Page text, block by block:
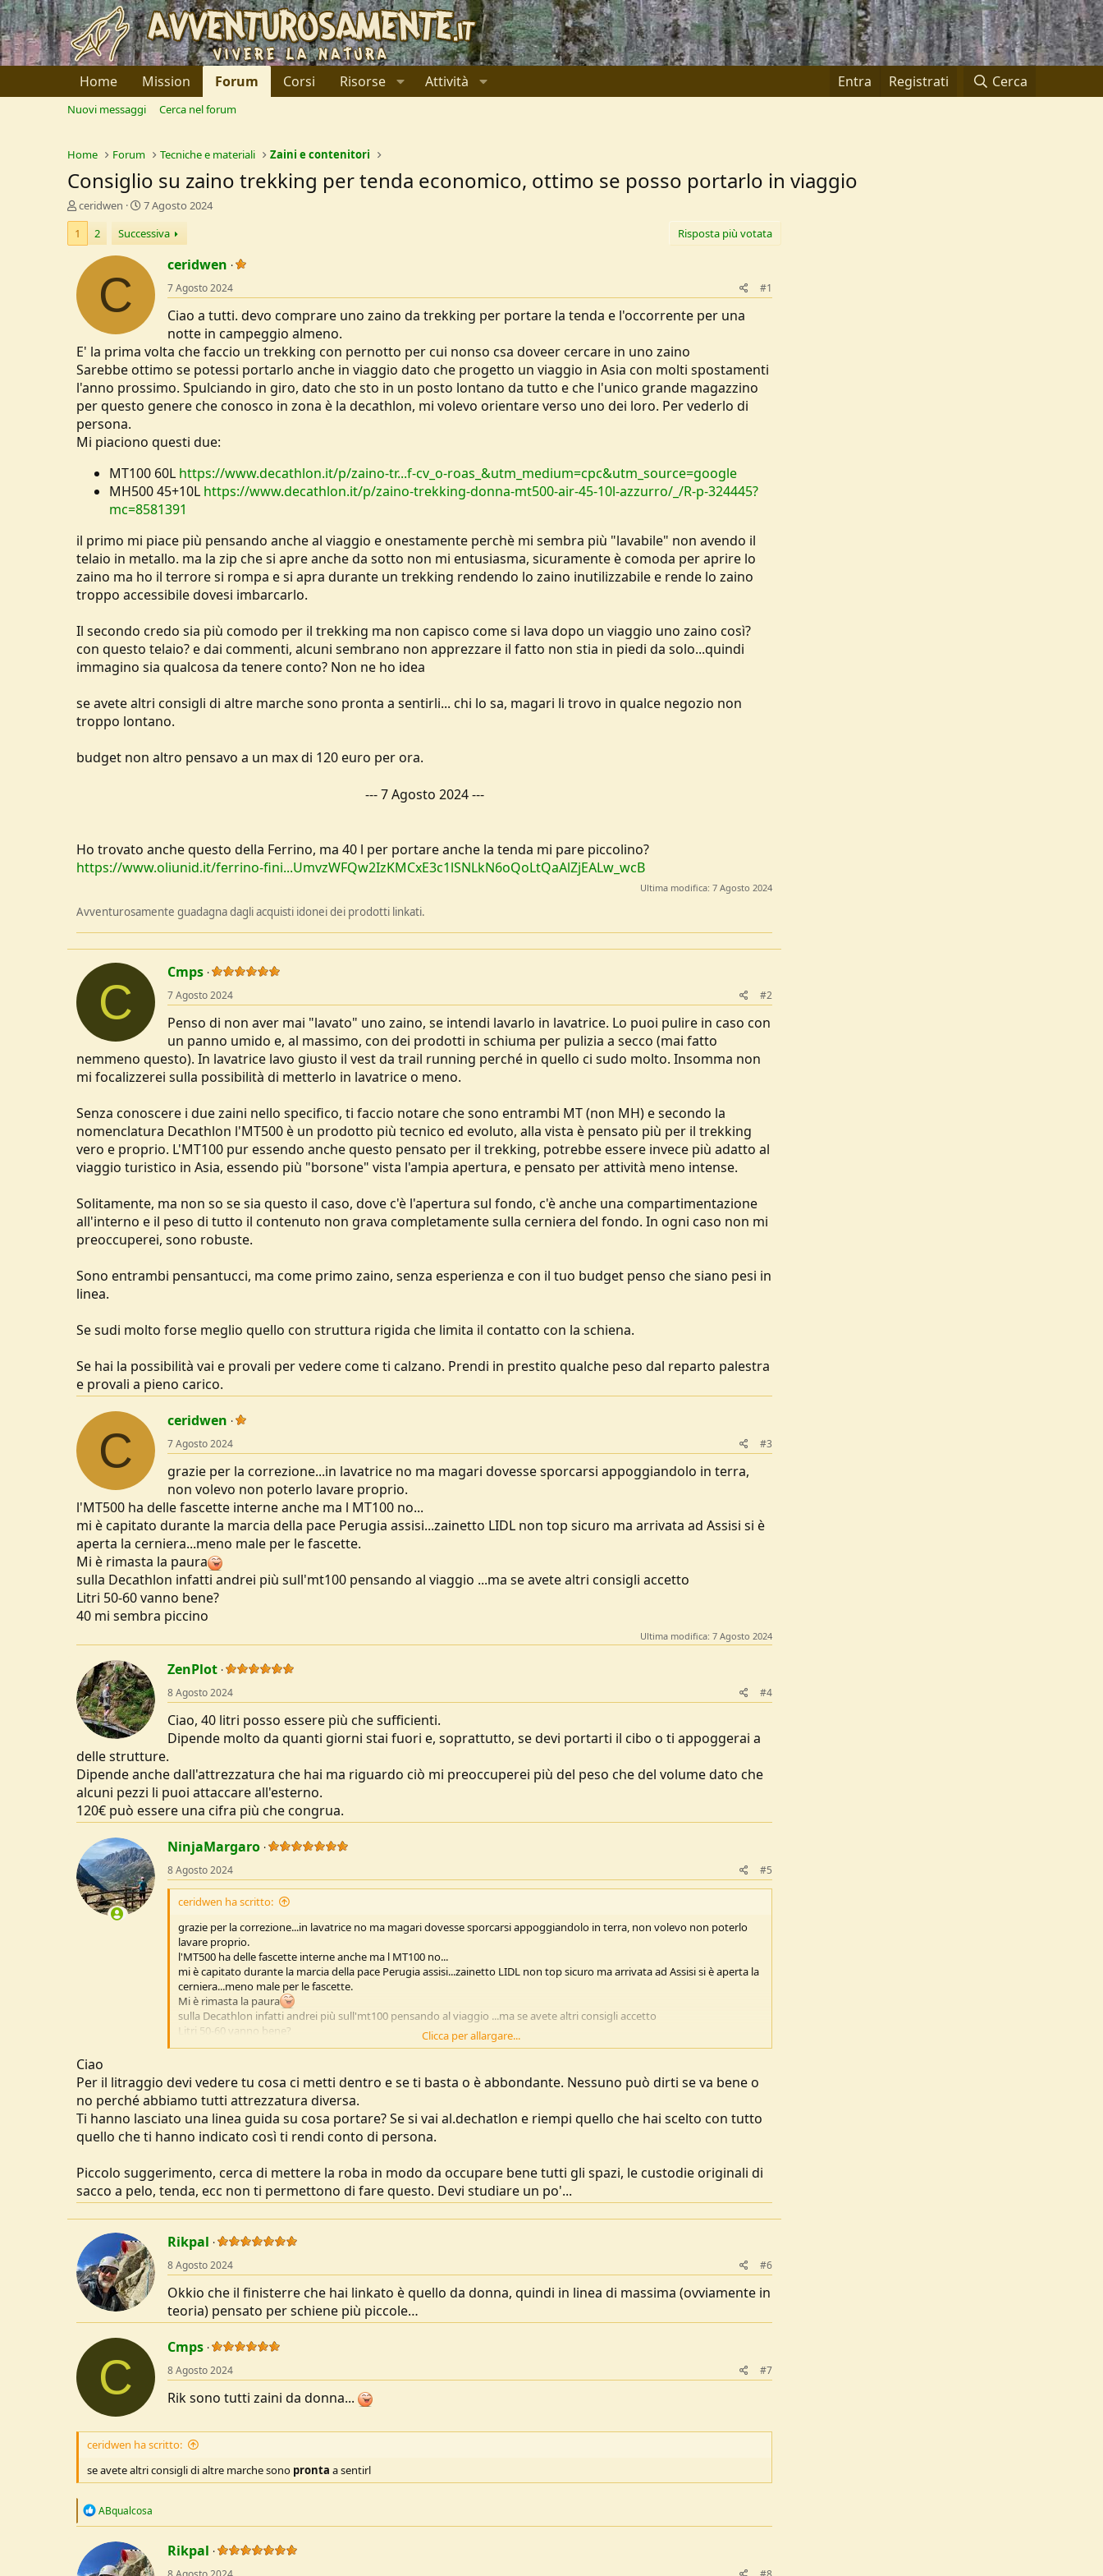
Home Mission Forum Corsi Risorse Attività Entra Registrati Cerca
Nuovi messaggi Cerca nel forum
Home Forum Tecniche e materiali Zaini e contenitori
Consiglio su zaino trekking per tenda economico, ottimo se posso portarlo in viaggio
C
r
e
a
o
e
D
s
c
u
s
s
i
o
ceridwen
D
t
a
d
i
i
o
7 Agosto 2024
1
2 Successiva Risposta più votata
C
ceridwen
7 Agosto 2024 #1
Ciao a tutti. devo comprare uno zaino da trekking per portare la tenda e l'occorrente per una
notte in campeggio almeno.
E' la prima volta che faccio un trekking con pernotto per cui nonso csa doveer cercare in uno zaino
Sarebbe ottimo se potessi portarlo anche in viaggio dato che progetto un viaggio in Asia con molti spostamenti
l'anno prossimo. Spulciando in giro, dato che sto in un posto lontano da tutto e che l'unico grande magazzino
per questo genere che conosco in zona è la decathlon, mi volevo orientare verso uno dei loro. Per vederlo di
persona.
Mi piaciono questi due:
MT100 60L https://www.decathlon.it/p/zaino-tr...f-cv_o-roas_&utm_medium=cpc&utm_source=google
MH500 45+10L https://www.decathlon.it/p/zaino-trekking-donna-mt500-air-45-10l-azzurro/_/R-p-324445?
mc=8581391
il primo mi piace più pensando anche al viaggio e onestamente perchè mi sembra più "lavabile" non avendo il
telaio in metallo. ma la zip che si apre anche da sotto non mi entusiasma, sicuramente è comoda per aprire lo
zaino ma ho il terrore si rompa e si apra durante un trekking rendendo lo zaino inutilizzabile e rende lo zaino
troppo accessibile dovesi imbarcarlo.
Il secondo credo sia più comodo per il trekking ma non capisco come si lava dopo un viaggio uno zaino così?
con questo telaio? e dai commenti, alcuni sembrano non apprezzare il fatto non stia in piedi da solo...quindi
immagino sia qualcosa da tenere conto? Non ne ho idea
se avete altri consigli di altre marche sono pronta a sentirli... chi lo sa, magari li trovo in qualce negozio non
troppo lontano.
budget non altro pensavo a un max di 120 euro per ora.
---7 Agosto 2024---
Ho trovato anche questo della Ferrino, ma 40 l per portare anche la tenda mi pare piccolino?
https://www.oliunid.it/ferrino-fini...UmvzWFQw2IzKMCxE3c1lSNLkN6oQoLtQaAlZjEALw_wcB
Ultima modifica: 7 Agosto 2024
Avventurosamente guadagna dagli acquisti idonei dei prodotti linkati.
C
Cmps
7 Agosto 2024 #2
Penso di non aver mai "lavato" uno zaino, se intendi lavarlo in lavatrice. Lo puoi pulire in caso con
un panno umido e, al massimo, con dei prodotti in schiuma per pulizia a secco (mai fatto
nemmeno questo). In lavatrice lavo giusto il vest da trail running perché in quello ci sudo molto. Insomma non
mi focalizzerei sulla possibilità di metterlo in lavatrice o meno.
Senza conoscere i due zaini nello specifico, ti faccio notare che sono entrambi MT (non MH) e secondo la
nomenclatura Decathlon l'MT500 è un prodotto più tecnico ed evoluto, alla vista è pensato più per il trekking
vero e proprio. L'MT100 pur essendo anche questo pensato per il trekking, potrebbe essere invece più adatto al
viaggio turistico in Asia, essendo più "borsone" vista l'ampia apertura, e pensato per attività meno intense.
Solitamente, ma non so se sia questo il caso, dove c'è l'apertura sul fondo, c'è anche una compartimentazione
all'interno e il peso di tutto il contenuto non grava completamente sulla cerniera del fondo. In ogni caso non mi
preoccuperei, sono robuste.
Sono entrambi pensantucci, ma come primo zaino, senza esperienza e con il tuo budget penso che siano pesi in
linea.
Se sudi molto forse meglio quello con struttura rigida che limita il contatto con la schiena.
Se hai la possibilità vai e provali per vedere come ti calzano. Prendi in prestito qualche peso dal reparto palestra
e provali a pieno carico.
C
ceridwen
7 Agosto 2024 #3
grazie per la correzione...in lavatrice no ma magari dovesse sporcarsi appoggiandolo in terra,
non volevo non poterlo lavare proprio.
l'MT500 ha delle fascette interne anche ma l MT100 no...
mi è capitato durante la marcia della pace Perugia assisi...zainetto LIDL non top sicuro ma arrivata ad Assisi si è
aperta la cerniera...meno male per le fascette.
Mi è rimasta la paura
sulla Decathlon infatti andrei più sull'mt100 pensando al viaggio ...ma se avete altri consigli accetto
Litri 50-60 vanno bene?
40 mi sembra piccino
Ultima modifica: 7 Agosto 2024
ZenPlot
8 Agosto 2024 #4
Ciao, 40 litri posso essere più che sufficienti.
Dipende molto da quanti giorni stai fuori e, soprattutto, se devi portarti il cibo o ti appoggerai a
delle strutture.
Dipende anche dall'attrezzatura che hai ma riguardo ciò mi preoccuperei più del peso che del volume dato che
alcuni pezzi li puoi attaccare all'esterno.
120€ può essere una cifra più che congrua.
NinjaMargaro
8 Agosto 2024 #5
ceridwen ha scritto:
grazie per la correzione...in lavatrice no ma magari dovesse sporcarsi appoggiandolo in terra, non volevo non poterlo
lavare proprio.
l'MT500 ha delle fascette interne anche ma l MT100 no...
mi è capitato durante la marcia della pace Perugia assisi...zainetto LIDL non top sicuro ma arrivata ad Assisi si è aperta la
cerniera...meno male per le fascette.
Mi è rimasta la paura
sulla Decathlon infatti andrei più sull'mt100 pensando al viaggio ...ma se avete altri consigli accetto
Litri 50-60 vanno bene?
40 mi sembra piccino
Clicca per allargare...
Ciao
Per il litraggio devi vedere tu cosa ci metti dentro e se ti basta o è abbondante. Nessuno può dirti se va bene o
no perché abbiamo tutti attrezzatura diversa.
Ti hanno lasciato una linea guida su cosa portare? Se si vai al.dechatlon e riempi quello che hai scelto con tutto
quello che ti hanno indicato così ti rendi conto di persona.
Piccolo suggerimento, cerca di mettere la roba in modo da occupare bene tutti gli spazi, le custodie originali di
sacco a pelo, tenda, ecc non ti permettono di fare questo. Devi studiare un po'...
Rikpal
8 Agosto 2024 #6
Okkio che il finisterre che hai linkato è quello da donna, quindi in linea di massima (ovviamente in
teoria) pensato per schiene più piccole…
C
Cmps
8 Agosto 2024 #7
Rik sono tutti zaini da donna...
ceridwen ha scritto:
se avete altri consigli di altre marche sono pronta a sentirl
R
c
ABqualcosa
Rikpal